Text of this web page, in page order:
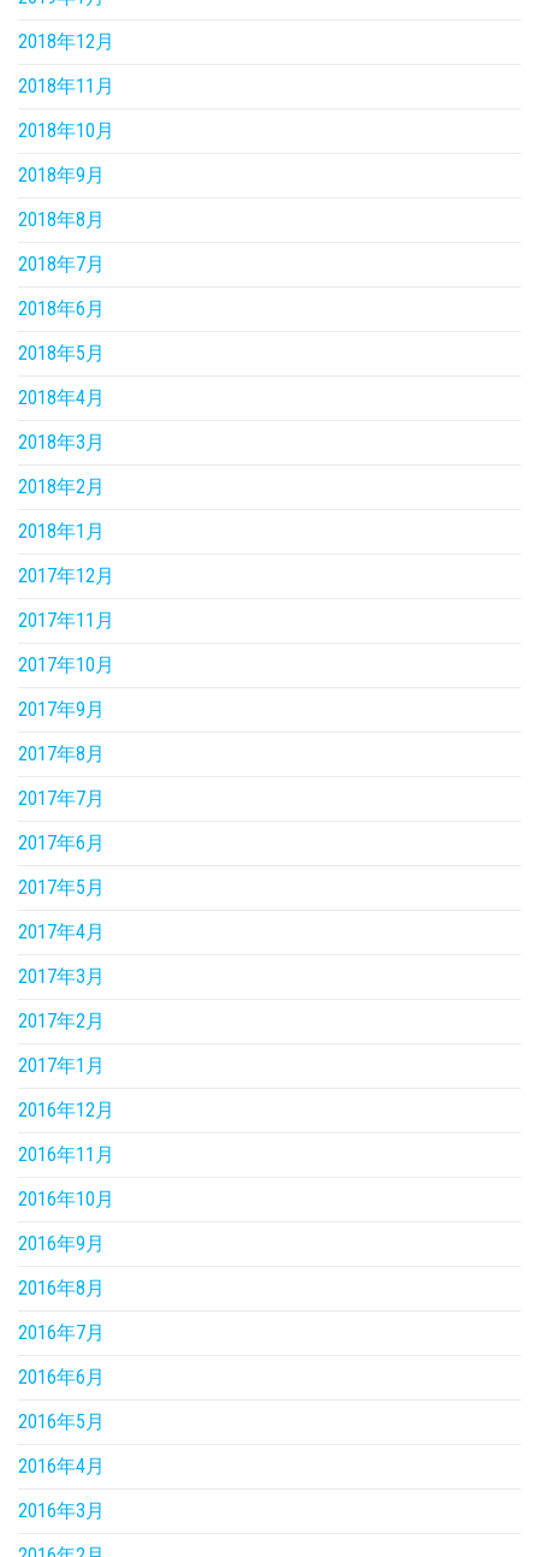
2018年12月
2018年11月
2018年10月
2018年9月
2018年8月
2018年7月
2018年6月
2018年5月
2018年4月
2018年3月
2018年2月
2018年1月
2017年12月
2017年11月
2017年10月
2017年9月
2017年8月
2017年7月
2017年6月
2017年5月
2017年4月
2017年3月
2017年2月
2017年1月
2016年12月
2016年11月
2016年10月
2016年9月
2016年8月
2016年7月
2016年6月
2016年5月
2016年4月
2016年3月